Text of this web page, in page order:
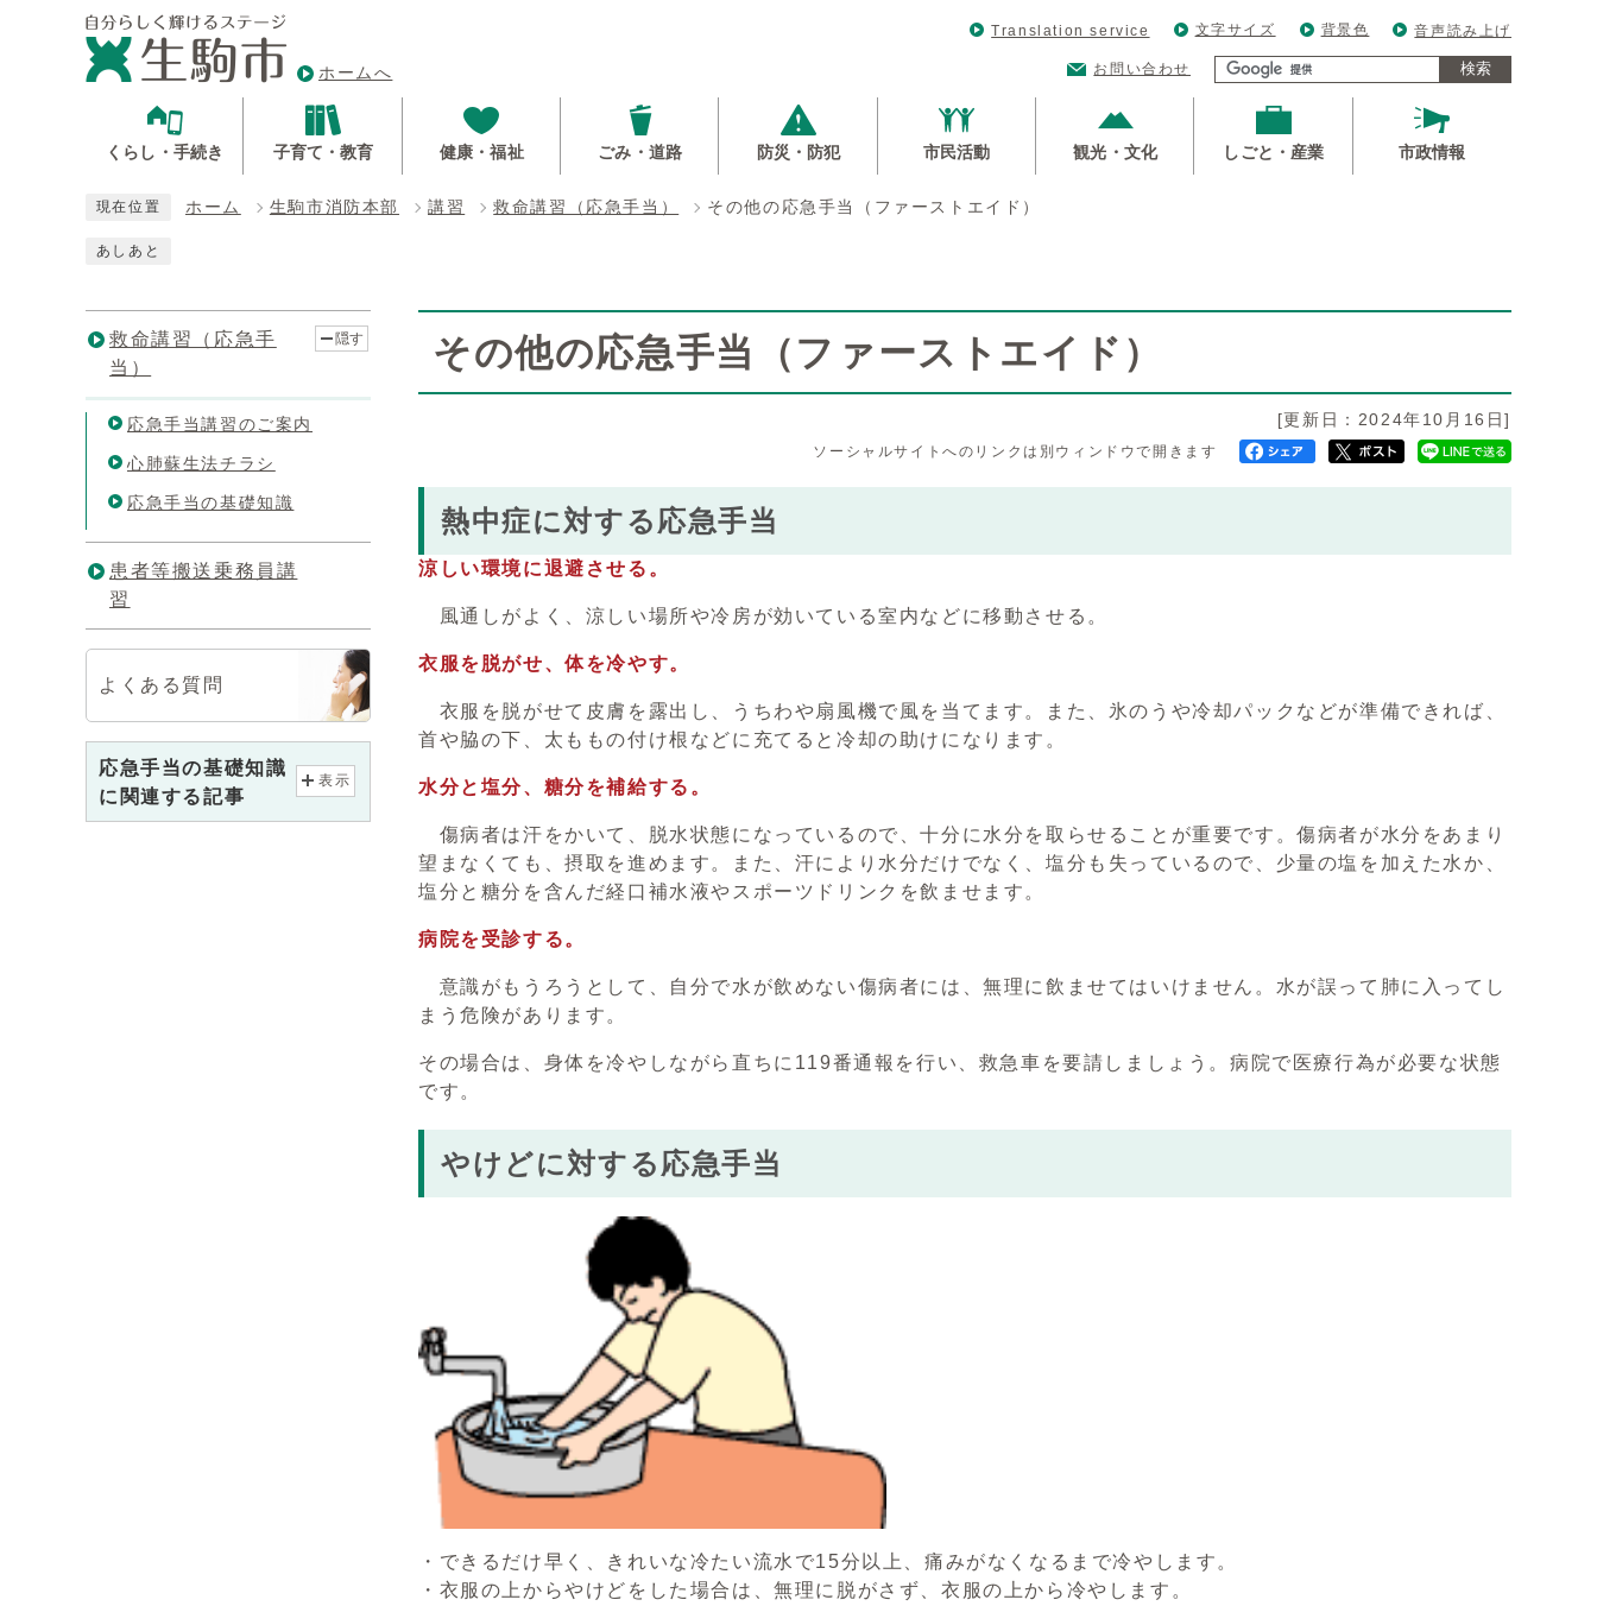
ホームへ
Translation service 文字サイズ 背景色 音声読み上げ
お問い合わせ 検索
くらし・手続き 子育て・教育 健康・福祉 ごみ・道路 防災・防犯 市民活動 観光・文化 しごと・産業 市政情報
現在位置 ホーム 生駒市消防本部 講習 救命講習（応急手当） その他の応急手当（ファーストエイド）
あしあと
その他の応急手当（ファーストエイド）
[更新日：2024年10月16日]
ソーシャルサイトへのリンクは別ウィンドウで開きます
熱中症に対する応急手当
涼しい環境に退避させる。
風通しがよく、涼しい場所や冷房が効いている室内などに移動させる。
衣服を脱がせ、体を冷やす。
衣服を脱がせて皮膚を露出し、うちわや扇風機で風を当てます。また、氷のうや冷却パックなどが準備できれば、
首や脇の下、太ももの付け根などに充てると冷却の助けになります。
水分と塩分、糖分を補給する。
傷病者は汗をかいて、脱水状態になっているので、十分に水分を取らせることが重要です。傷病者が水分をあまり
望まなくても、摂取を進めます。また、汗により水分だけでなく、塩分も失っているので、少量の塩を加えた水か、
塩分と糖分を含んだ経口補水液やスポーツドリンクを飲ませます。
病院を受診する。
意識がもうろうとして、自分で水が飲めない傷病者には、無理に飲ませてはいけません。水が誤って肺に入ってし
まう危険があります。
その場合は、身体を冷やしながら直ちに119番通報を行い、救急車を要請しましょう。病院で医療行為が必要な状態
です。
やけどに対する応急手当
・できるだけ早く、きれいな冷たい流水で15分以上、痛みがなくなるまで冷やします。
・衣服の上からやけどをした場合は、無理に脱がさず、衣服の上から冷やします。
救命講習（応急手
当）
隠す
応急手当講習のご案内
心肺蘇生法チラシ
応急手当の基礎知識
患者等搬送乗務員講
習
よくある質問
応急手当の基礎知識
に関連する記事
表示